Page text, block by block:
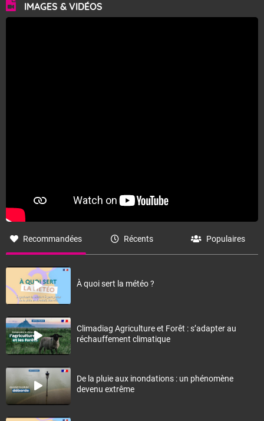
IMAGES & VIDÉOS
Recommandées Récents Populaires
À quoi sert la météo ?
Climadiag Agriculture et Forêt : s’adapter au
réchauffement climatique
De la pluie aux inondations : un phénomène
devenu extrême